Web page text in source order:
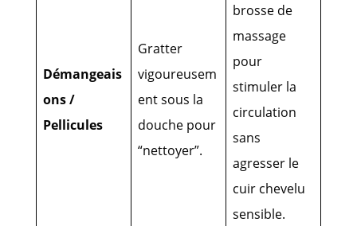
Démangeais
ons /
Pellicules
Gratter
vigoureusem
ent sous la
douche pour
“nettoyer”.
brosse de
massage
pour
stimuler la
circulation
sans
agresser le
cuir chevelu
sensible.